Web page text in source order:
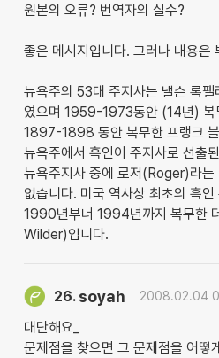
원본의 오류? 번역자의 실수?
좋은 메시지입니다. 그러나 내용은
뉴욕주의 53대 주지사는 낼슨 록
였으며 1959-1973동안 (14년) 복
1897-1898 동안 복무한 프랭크
뉴욕주에서 흑인이 주지사로 선출
뉴욕주지사 중에 로저(Roger)라는
없습니다. 미국 역사상 최초의 흑인
1990년부너 1994년까지 복무한
Wilder)입니다.
26. soyah 2008.02.04
대단해요_
문제점을 찾으면 그 문제점을 어떻